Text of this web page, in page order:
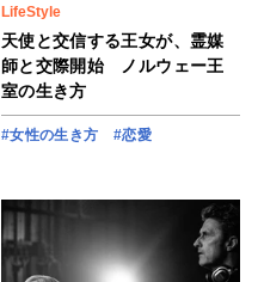
LifeStyle
天使と交信する王女が、霊媒
師と交際開始 ノルウェー王
室の生き方
#女性の生き方 #恋愛